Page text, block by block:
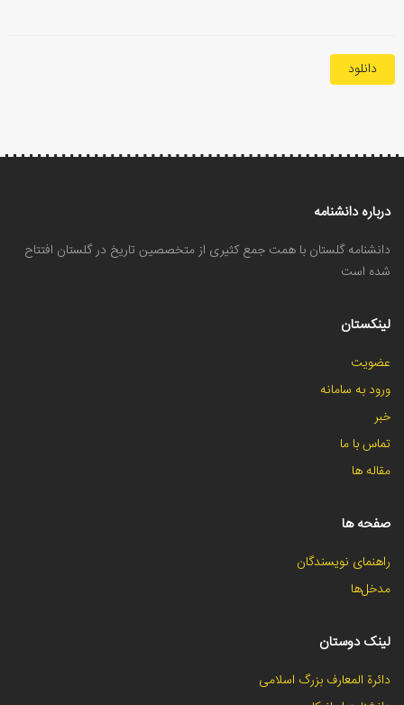
دانلود
درباره دانشنامه
دانشنامه گلستان با همت جمع کثیری از متخصصین تاریخ در گلستان افتتاح
شده است
لینکستان
عضویت
ورود به سامانه
خبر
تماس با ما
مقاله ها
صفحه ها
راهنمای نویسندگان
مدخل‌ها
لینک دوستان
دائرة المعارف بزرگ اسلامی